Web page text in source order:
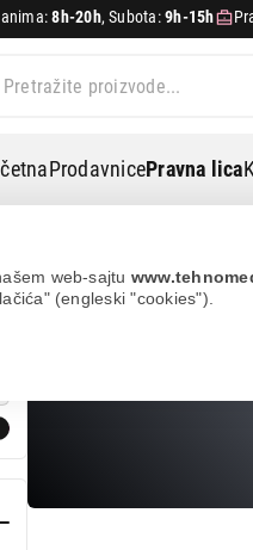
web-sajtu
(engleski "cookies").
8h-20h, Subota:9h-15h
ProdavnicePravna lica
PLAYSTATION